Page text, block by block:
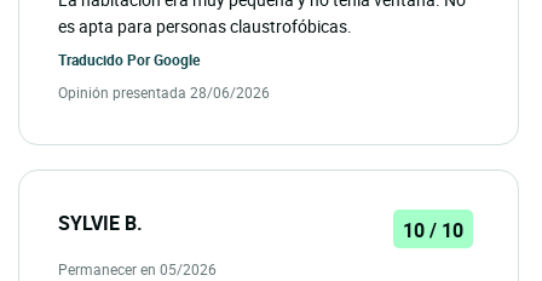
es apta para personas claustrofóbicas.
Traducido PorGoogle
Opinión presentada 28/06/2026
SYLVIE B. 10 / 10
Permanecer en 05/2026